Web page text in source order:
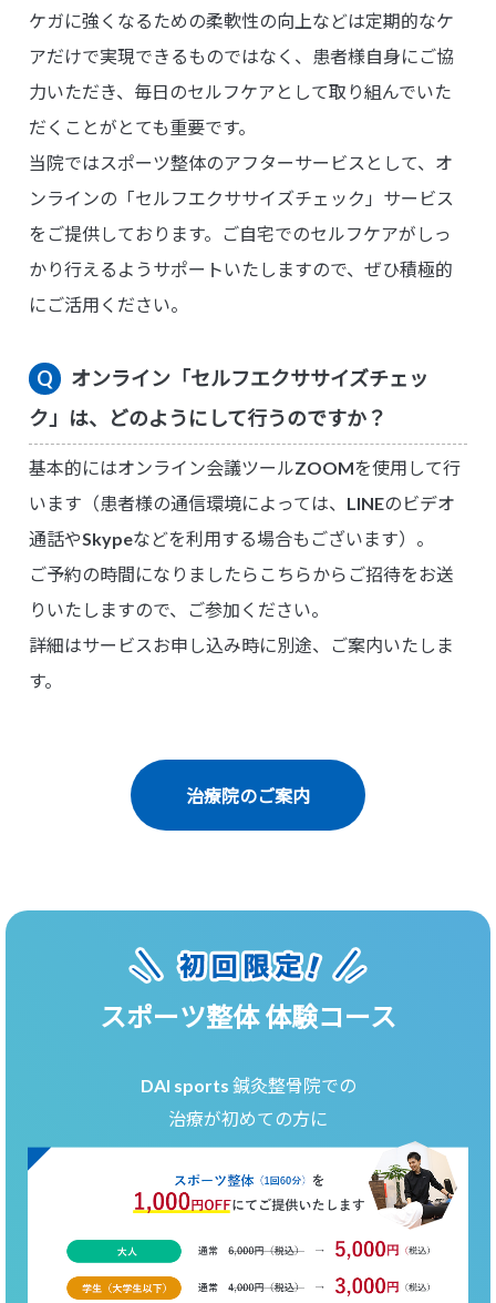
ケガに強くなるための柔軟性の向上などは定期的なケ
アだけで実現できるものではなく、患者様自身にご協
力いただき、毎日のセルフケアとして取り組んでいた
だくことがとても重要です。
当院ではスポーツ整体のアフターサービスとして、オ
ンラインの「セルフエクササイズチェック」サービス
をご提供しております。ご自宅でのセルフケアがしっ
かり行えるようサポートいたしますので、ぜひ積極的
にご活用ください。
オンライン「セルフエクササイズチェッ
ク」は、どのようにして行うのですか？
基本的にはオンライン会議ツールZOOMを使用して行
います（患者様の通信環境によっては、LINEのビデオ
通話やSkypeなどを利用する場合もございます）。
ご予約の時間になりましたらこちらからご招待をお送
りいたしますので、ご参加ください。
詳細はサービスお申し込み時に別途、ご案内いたしま
す。
治療院のご案内
スポーツ整体 体験コース
DAI sports 鍼灸整骨院での
治療が初めての方に